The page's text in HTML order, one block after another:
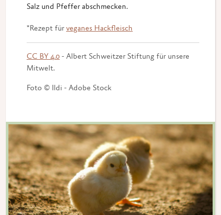
Salz und Pfeffer abschmecken.
*Rezept für veganes Hackfleisch
CC BY 4.0 - Albert Schweitzer Stiftung für unsere
Mitwelt.
Foto © Ildi - Adobe Stock